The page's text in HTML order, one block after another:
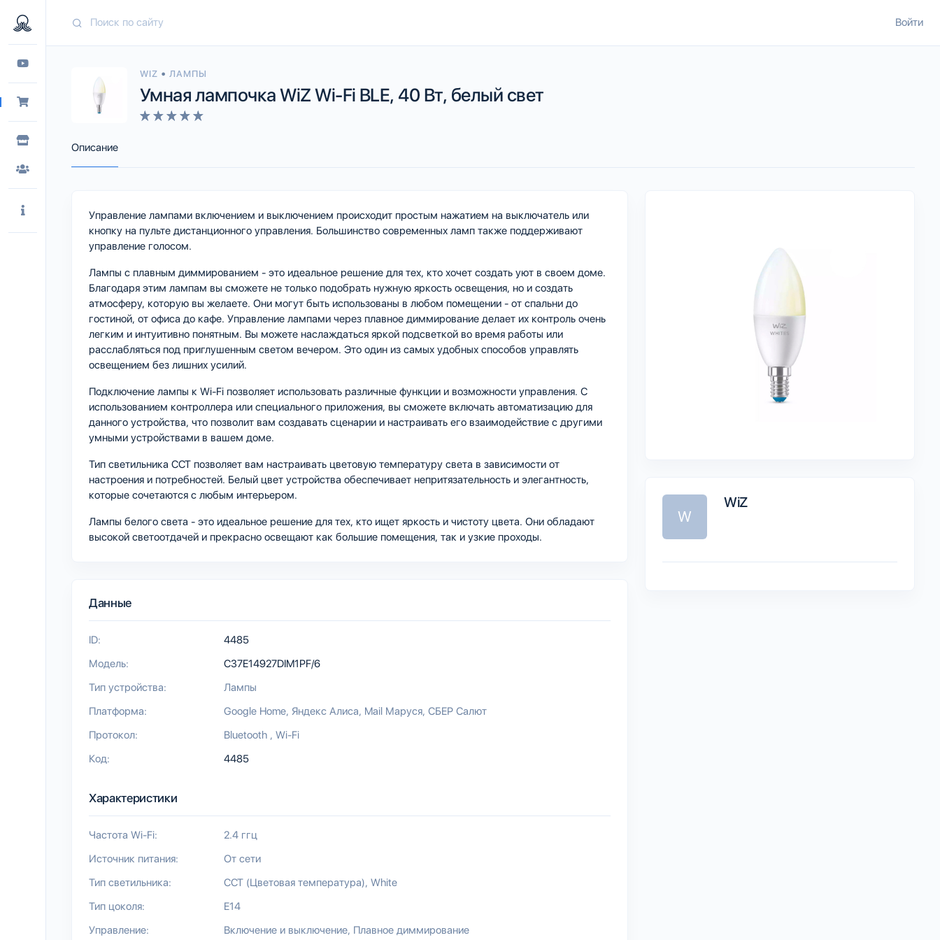
Войти
WIZ • ЛАМПЫ
Умная лампочка WiZ Wi-Fi BLE, 40 Вт, белый свет
Описание
Управление лампами включением и выключением происходит простым нажатием на выключатель или
кнопку на пульте дистанционного управления. Большинство современных ламп также поддерживают
управление голосом.
Лампы с плавным диммированием - это идеальное решение для тех, кто хочет создать уют в своем доме.
Благодаря этим лампам вы сможете не только подобрать нужную яркость освещения, но и создать
атмосферу, которую вы желаете. Они могут быть использованы в любом помещении - от спальни до
гостиной, от офиса до кафе. Управление лампами через плавное диммирование делает их контроль очень
легким и интуитивно понятным. Вы можете наслаждаться яркой подсветкой во время работы или
расслабляться под приглушенным светом вечером. Это один из самых удобных способов управлять
освещением без лишних усилий.
Подключение лампы к Wi-Fi позволяет использовать различные функции и возможности управления. С
использованием контроллера или специального приложения, вы сможете включать автоматизацию для
данного устройства, что позволит вам создавать сценарии и настраивать его взаимодействие с другими
умными устройствами в вашем доме.
Тип светильника CCT позволяет вам настраивать цветовую температуру света в зависимости от
настроения и потребностей. Белый цвет устройства обеспечивает непритязательность и элегантность,
которые сочетаются с любым интерьером.
Лампы белого света - это идеальное решение для тех, кто ищет яркость и чистоту цвета. Они обладают
высокой светоотдачей и прекрасно освещают как большие помещения, так и узкие проходы.
Данные
ID:
4485
Модель:
C37E14927DIM1PF/6
Тип устройства:
Лампы
Платформа:
Google Home Яндекс Алиса Mail Маруся СБЕР Салют
Протокол:
Bluetooth
Wi-Fi
Код:
4485
Характеристики
Частота Wi-Fi:
2.4 ггц
Источник питания:
От сети
Тип светильника:
CCT (Цветовая температура) White
Тип цоколя:
E14
Управление:
Включение и выключение Плавное диммирование
W
WiZ